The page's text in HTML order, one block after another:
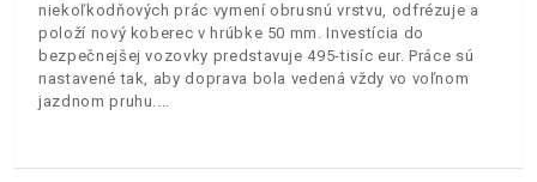
niekoľkodňových prác vymení obrusnú vrstvu, odfrézuje a
položí nový koberec v hrúbke 50 mm. Investícia do
bezpečnejšej vozovky predstavuje 495-tisíc eur. Práce sú
nastavené tak, aby doprava bola vedená vždy vo voľnom
jazdnom pruhu.